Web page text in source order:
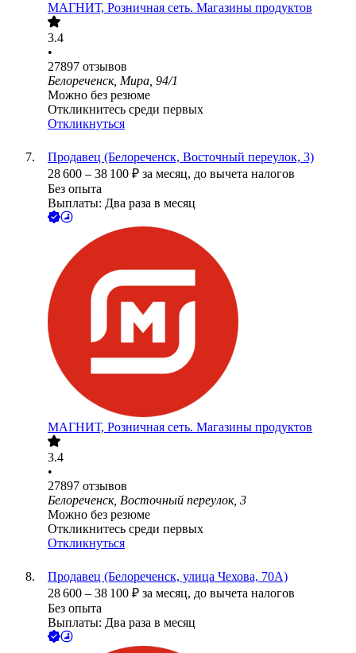
МАГНИТ, Розничная сеть. Магазины продуктов
3.4
•
27897 отзывов
Белореченск, Мира, 94/1
Можно без резюме
Откликнитесь среди первых
Откликнуться
Продавец (Белореченск, Восточный переулок, 3)
28 600 – 38 100 ₽ за месяц, до вычета налогов
Без опыта
Выплаты: Два раза в месяц
МАГНИТ, Розничная сеть. Магазины продуктов
3.4
•
27897 отзывов
Белореченск, Восточный переулок, 3
Можно без резюме
Откликнитесь среди первых
Откликнуться
Продавец (Белореченск, улица Чехова, 70А)
28 600 – 38 100 ₽ за месяц, до вычета налогов
Без опыта
Выплаты: Два раза в месяц